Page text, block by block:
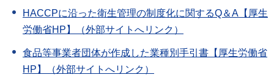
HACCPに沿った衛生管理の制度化に関するQ＆A【厚生
労働省HP】（外部サイトへリンク）
食品等事業者団体が作成した業種別手引書【厚生労働省
HP】（外部サイトへリンク）